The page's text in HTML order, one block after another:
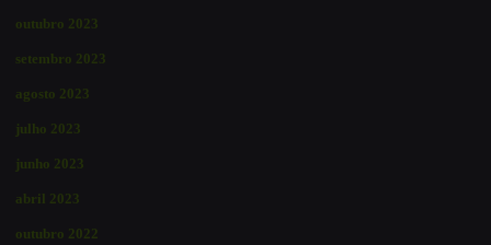
outubro 2023
setembro 2023
agosto 2023
julho 2023
junho 2023
abril 2023
outubro 2022